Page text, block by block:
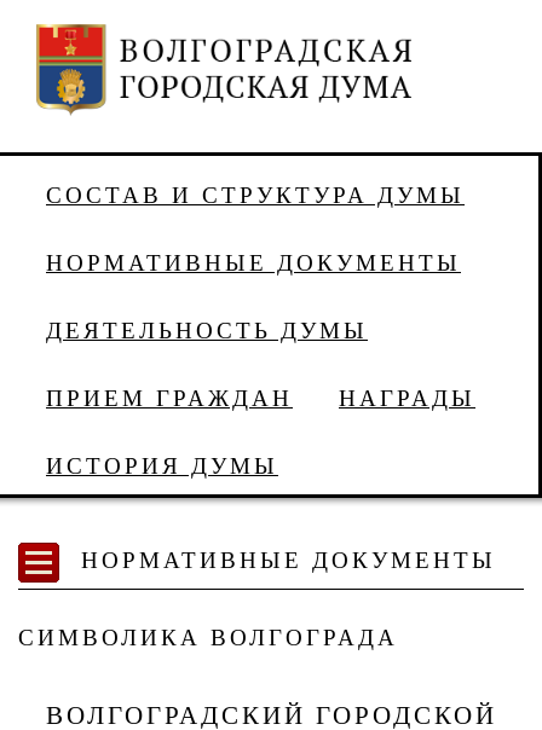
СОСТАВ И СТРУКТУРА ДУМЫ
НОРМАТИВНЫЕ ДОКУМЕНТЫ
ДЕЯТЕЛЬНОСТЬ ДУМЫ
ПРИЕМ ГРАЖДАН НАГРАДЫ
ИСТОРИЯ ДУМЫ
НОРМАТИВНЫЕ ДОКУМЕНТЫ
СИМВОЛИКА ВОЛГОГРАДА
ВОЛГОГРАДСКИЙ ГОРОДСКОЙ